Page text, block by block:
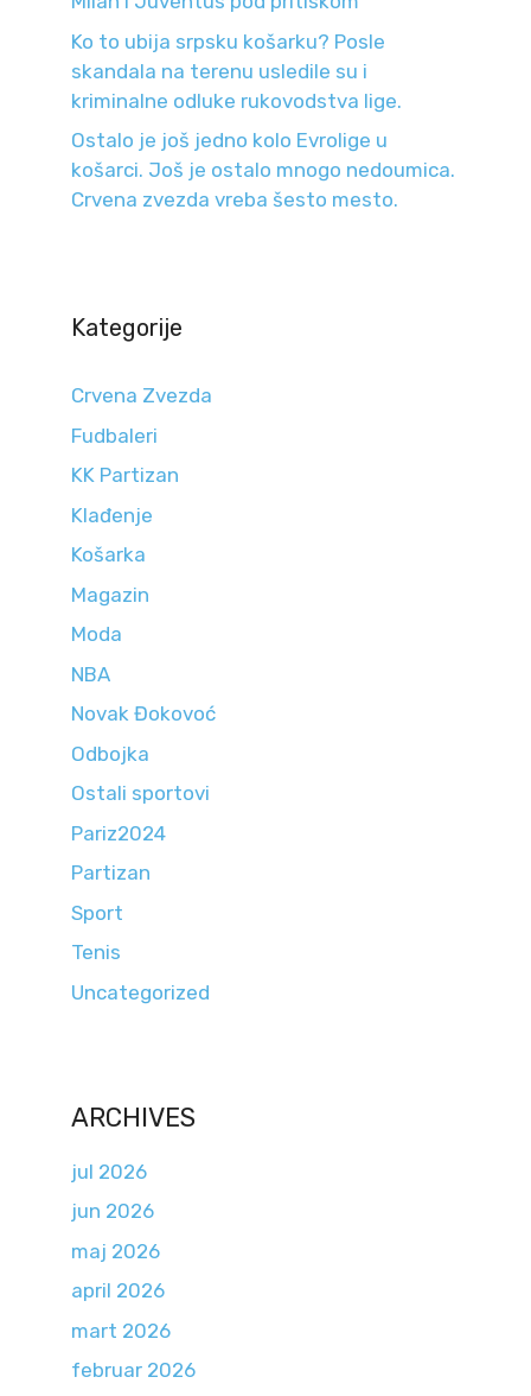
Ko to ubija srpsku košarku? Posle
skandala na terenu usledile su i
kriminalne odluke rukovodstva lige.
Ostalo je još jedno kolo Evrolige u
košarci. Još je ostalo mnogo nedoumica.
Crvena zvezda vreba šesto mesto.
Kategorije
Crvena Zvezda
Fudbaleri
KK Partizan
Klađenje
Košarka
Magazin
Moda
NBA
Novak Đokovoć
Odbojka
Ostali sportovi
Pariz2024
Partizan
Sport
Tenis
Uncategorized
ARCHIVES
jul 2026
jun 2026
maj 2026
april 2026
mart 2026
februar 2026